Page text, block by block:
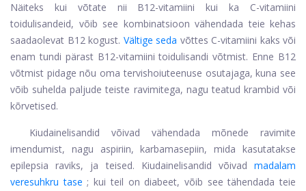
Näiteks kui võtate nii B12-vitamiini kui ka C-vitamiini
toidulisandeid, võib see kombinatsioon vähendada teie kehas
saadaolevat B12 kogust. Vältige seda võttes C-vitamiini kaks või
enam tundi pärast B12-vitamiini toidulisandi võtmist. Enne B12
võtmist pidage nõu oma tervishoiuteenuse osutajaga, kuna see
võib suhelda paljude teiste ravimitega, nagu teatud krambid või
kõrvetised.
Kiudainelisandid võivad vähendada mõnede ravimite
imendumist, nagu aspiriin, karbamasepiin, mida kasutatakse
epilepsia raviks, ja teised. Kiudainelisandid võivad madalam
veresuhkru tase ; kui teil on diabeet, võib see tähendada teie